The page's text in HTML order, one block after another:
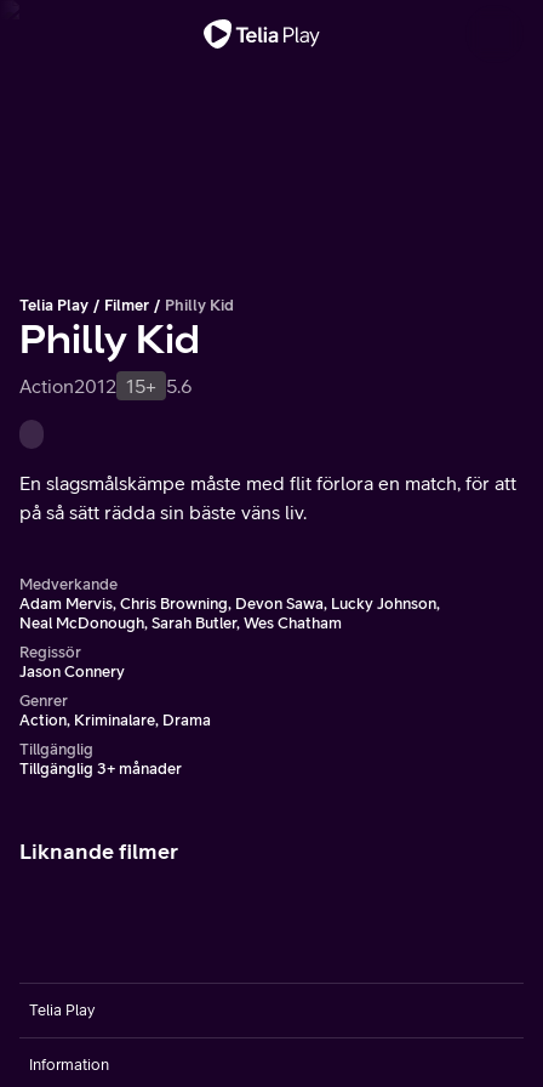
Telia Play Filmer Philly Kid
Philly Kid
Action2012 15+ 5.6
En slagsmålskämpe måste med flit förlora en match, för att
på så sätt rädda sin bäste väns liv.
Medverkande
Adam Mervis, Chris Browning, Devon Sawa, Lucky Johnson,
Neal McDonough, Sarah Butler, Wes Chatham
Regissör
Jason Connery
Genrer
Action, Kriminalare, Drama
Tillgänglig
Tillgänglig 3+ månader
Liknande filmer
Telia Play
Information